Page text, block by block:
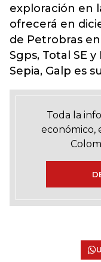
exploración en
ofrecerá en
de Petrobras
Sgps, Total SE
Sepia, Galp es
Toda la
económico,